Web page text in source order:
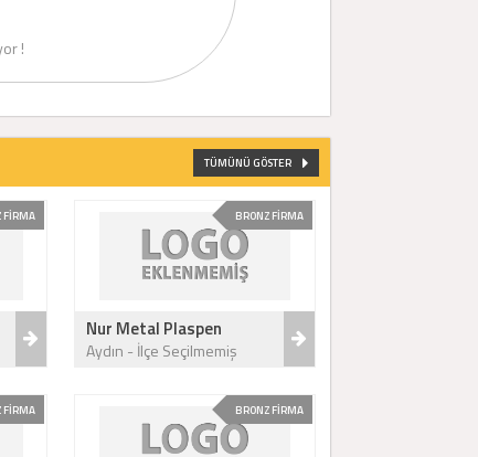
!
TÜMÜNÜ GÖSTER
FİRMA BRONZ FİRMA
Nur Metal Plaspen
Aydın - İlçe Seçilmemiş
FİRMA BRONZ FİRMA